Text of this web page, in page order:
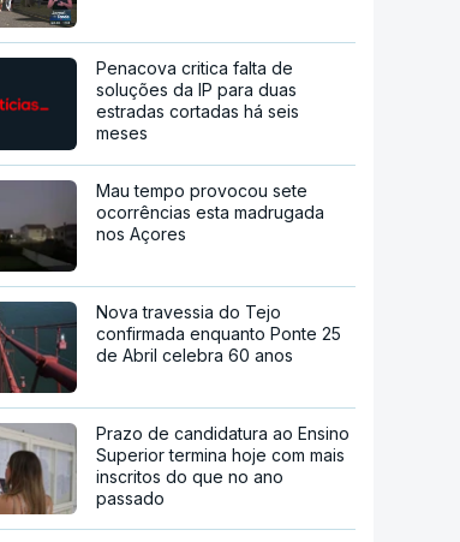
Penacova critica falta de
soluções da IP para duas
estradas cortadas há seis
meses
Mau tempo provocou sete
ocorrências esta madrugada
nos Açores
Nova travessia do Tejo
confirmada enquanto Ponte 25
de Abril celebra 60 anos
Prazo de candidatura ao Ensino
Superior termina hoje com mais
inscritos do que no ano
passado